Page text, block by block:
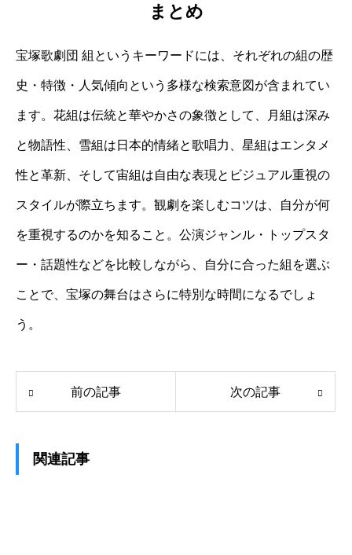
まとめ
宝塚歌劇団 組というキーワードには、それぞれの組の歴
史・特徴・人気傾向という多様な検索意図が含まれてい
ます。花組は伝統と華やかさの象徴として、月組は深み
と物語性、雪組は日本的情緒と歌唱力、星組はエンタメ
性と革新、そして宙組は自由な表現とビジュアル重視の
スタイルが際立ちます。観劇を楽しむコツは、自分が何
を重視するのかを知ること。公演ジャンル・トップスタ
ー・話題性などを比較しながら、自分に合った組を選ぶ
ことで、宝塚の舞台はさらに特別な時間になるでしょ
う。
前の記事 次の記事
関連記事